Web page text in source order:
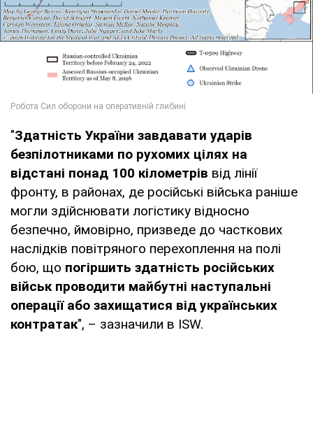
"Здатність України завдавати ударів
безпілотниками по рухомих цілях на
відстані понад 100 кілометрів від лінії
фронту, в районах, де російські війська раніше
могли здійснювати логістику відносно
безпечно, ймовірно, призведе до часткових
наслідків повітряного перехоплення на полі
бою, що погіршить здатність російських
військ проводити майбутні наступальні
операції або захищатися від українських
контратак", – зазначили в ISW.